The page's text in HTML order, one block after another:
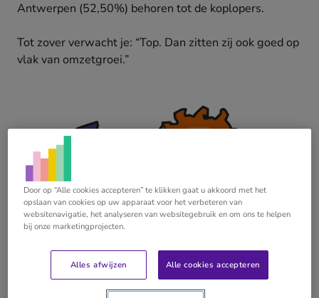
Antwerpen (52,50%) behoren tot de koplopers.
Tot zover verwacht je: “Top. Dan zitten zij ook goed op
vlak van omzetgroei.”
Grafiek 1: Automatisatie Index per provincie
Door op “Alle cookies accepteren” te klikken gaat u akkoord met het
opslaan van cookies op uw apparaat voor het verbeteren van
websitenavigatie, het analyseren van websitegebruik en om ons te helpen
bij onze marketingprojecten.
Alles afwijzen Alle cookies accepteren